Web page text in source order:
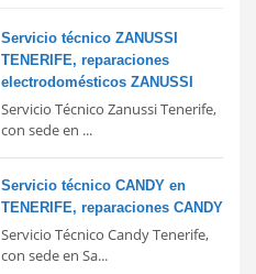
Servicio técnico ZANUSSI
TENERIFE, reparaciones
electrodomésticos ZANUSSI
Servicio Técnico Zanussi Tenerife,
con sede en ...
Servicio técnico CANDY en
TENERIFE, reparaciones CANDY
Servicio Técnico Candy Tenerife,
con sede en Sa...